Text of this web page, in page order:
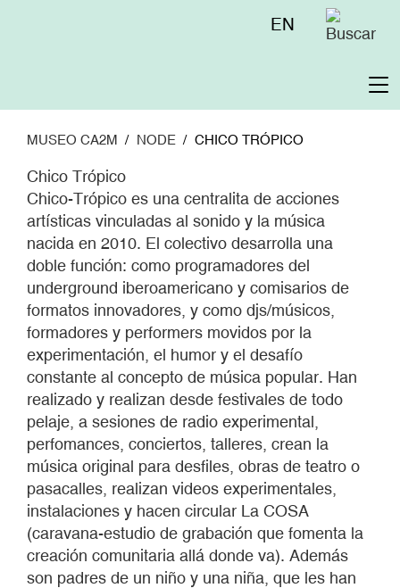
Menú
EN
MUSEO CA2M NODE CHICO TRÓPICO
Chico Trópico
Chico-Trópico es una centralita de acciones
artísticas vinculadas al sonido y la música
nacida en 2010. El colectivo desarrolla una
doble función: como programadores del
underground iberoamericano y comisarios de
formatos innovadores, y como djs/músicos,
formadores y performers movidos por la
experimentación, el humor y el desafío
constante al concepto de música popular. Han
realizado y realizan desde festivales de todo
pelaje, a sesiones de radio experimental,
perfomances, conciertos, talleres, crean la
música original para desfiles, obras de teatro o
pasacalles, realizan videos experimentales,
instalaciones y hacen circular La COSA
(caravana-estudio de grabación que fomenta la
creación comunitaria allá donde va). Además
son padres de un niño y una niña, que les han